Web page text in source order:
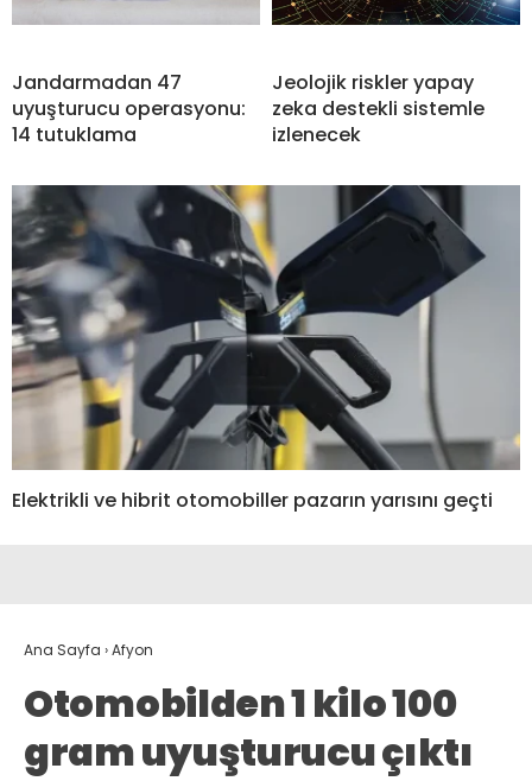
Jandarmadan 47
uyuşturucu operasyonu:
14 tutuklama
Jeolojik riskler yapay
zeka destekli sistemle
izlenecek
Elektrikli ve hibrit otomobiller pazarın yarısını geçti
Ana Sayfa ›Afyon
Otomobilden 1 kilo 100
gram uyuşturucu çıktı